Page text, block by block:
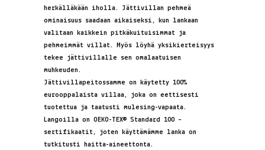
herkälläkään iholla. Jättivillan pehmeä
ominaisuus saadaan aikaiseksi, kun lankaan
valitaan kaikkein pitkäkuituisimmat ja
pehmeimmät villat. Myös löyhä yksikierteisyys
tekee jättivillalle sen omalaatuisen
muhkeuden.
Jättivillapeitossamme on käytetty 100%
eurooppalaista villaa, joka on eettisesti
tuotettua ja taatusti mulesing-vapaata.
Langoilla on OEKO-TEX® Standard 100 –
sertifikaatit, joten käyttämämme lanka on
tutkitusti haitta-aineettonta.